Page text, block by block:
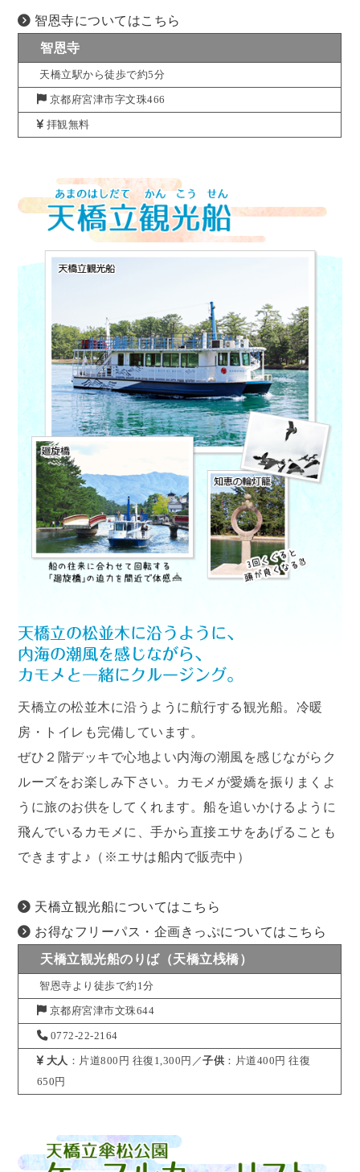
智恩寺についてはこちら
智恩寺
天橋立駅から徒歩で約5分
京都府宮津市字文珠466
拝観無料
天橋立の松並木に沿うように航行する観光船。冷暖
房・トイレも完備しています。
ぜひ２階デッキで心地よい内海の潮風を感じながらク
ルーズをお楽しみ下さい。カモメが愛嬌を振りまくよ
うに旅のお供をしてくれます。船を追いかけるように
飛んでいるカモメに、手から直接エサをあげることも
できますよ♪（※エサは船内で販売中）
天橋立観光船についてはこちら
お得なフリーパス・企画きっぷについてはこちら
天橋立観光船のりば（天橋立桟橋）
智恩寺より徒歩で約1分
京都府宮津市文珠644
0772-22-2164
大人 ：片道800円 往復1,300円／子供 ：片道400円 往復
650円